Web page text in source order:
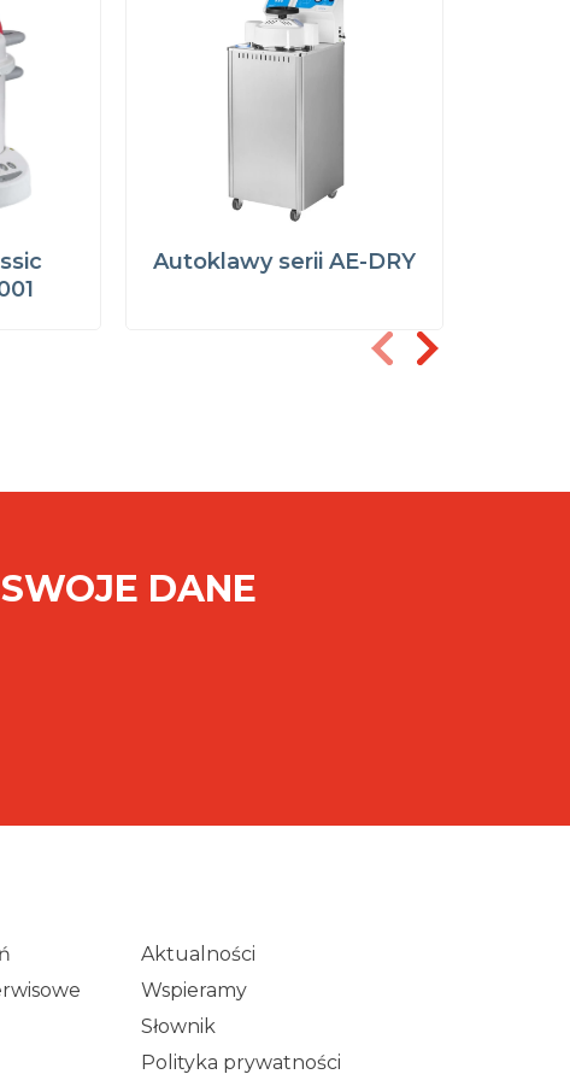
Autoklawy serii AE-DRY
DANE
Aktualności
Wspieramy
Słownik
Polityka prywatności